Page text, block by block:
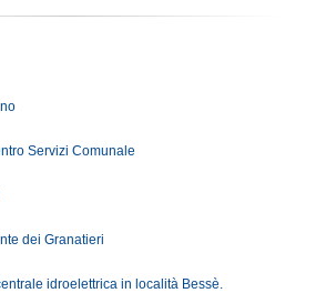
Servizi Comunale
dei Granatieri
idroelettrica in località Bessè.